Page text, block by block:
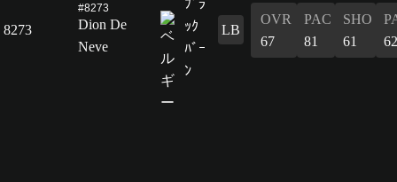
8273
#8273
Dion De
Neve
LB
OVR
67
PAC
81
SHO
61
62